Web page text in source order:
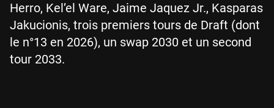
Herro, Kel’el Ware, Jaime Jaquez Jr., Kasparas
Jakucionis, trois premiers tours de Draft (dont
le n°13 en 2026), un swap 2030 et un second
tour 2033.